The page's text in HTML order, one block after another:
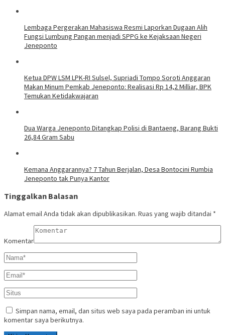
Lembaga Pergerakan Mahasiswa Resmi Laporkan Dugaan Alih
Fungsi Lumbung Pangan menjadi SPPG ke Kejaksaan Negeri
Jeneponto
Ketua DPW LSM LPK-RI Sulsel, Supriadi Tompo Soroti Anggaran
Makan Minum Pemkab Jeneponto: Realisasi Rp 14,2 Milliar, BPK
Temukan Ketidakwajaran
Dua Warga Jeneponto Ditangkap Polisi di Bantaeng, Barang Bukti
26,84 Gram Sabu
Kemana Anggarannya? 7 Tahun Berjalan, Desa Bontocini Rumbia
Jeneponto tak Punya Kantor
Tinggalkan Balasan
Alamat email Anda tidak akan dipublikasikan. Ruas yang wajib ditandai *
Komentar
Simpan nama, email, dan situs web saya pada peramban ini untuk
komentar saya berikutnya.